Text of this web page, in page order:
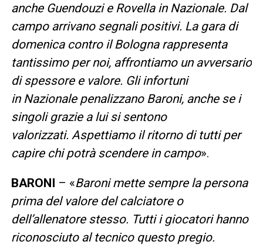
anche Guendouzi e Rovella in Nazionale. Dal
campo arrivano segnali positivi. La gara di
domenica contro il Bologna rappresenta
tantissimo per noi, affrontiamo un avversario
di spessore e valore. Gli infortuni
in Nazionale penalizzano Baroni, anche se i
singoli grazie a lui si sentono
valorizzati. Aspettiamo il ritorno di tutti per
capire chi potrà scendere in campo».
BARONI – «Baroni mette sempre la persona
prima del valore del calciatore o
dell’allenatore stesso. Tutti i giocatori hanno
riconosciuto al tecnico questo pregio.